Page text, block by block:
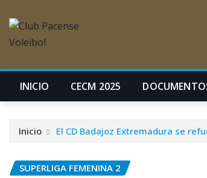
INICIO CECM 2025
Inicio El CD Badajoz Extremadura se
SUPERLIGA FEMENINA 2